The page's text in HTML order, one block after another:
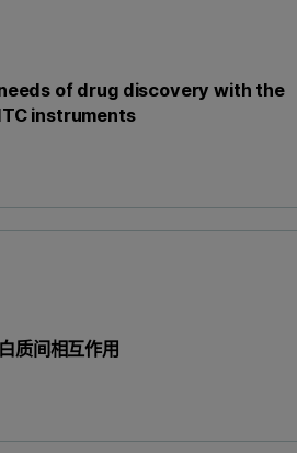
of drug discovery with the
instruments
质间相互作用